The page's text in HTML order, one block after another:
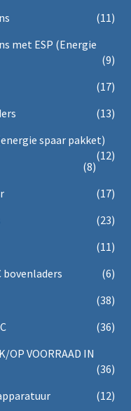
(11)
met ESP (Energie
(9)
(17)
(13)
spaar pakket)
(12)
(8)
(17)
(23)
(11)
bovenladers
(6)
(38)
(36)
OP VOORRAAD IN
(36)
(12)